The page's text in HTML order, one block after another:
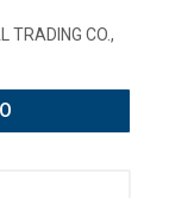
TRADING CO.,